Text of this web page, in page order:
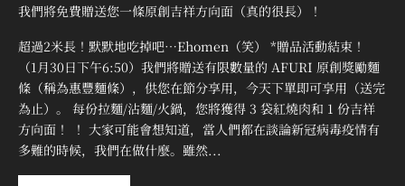
我們將免費贈送您一條原創吉祥方向面（真的很長）！
超過2米長！默默地吃掉吧…Ehomen（笑） *贈品活動結束！
（1月30日下午6:50）我們將贈送有限數量的 AFURI 原創獎勵麵
條（稱為惠豐麵條），供您在節分享用，今天下單即可享用（送完
為止）。 每份拉麵/沾麵/火鍋，您將獲得 3 袋紅燒肉和 1 份吉祥
方向面！ ！ 大家可能會想知道，當人們都在談論新冠病毒疫情有
多難的時候，我們在做什麼。雖然...